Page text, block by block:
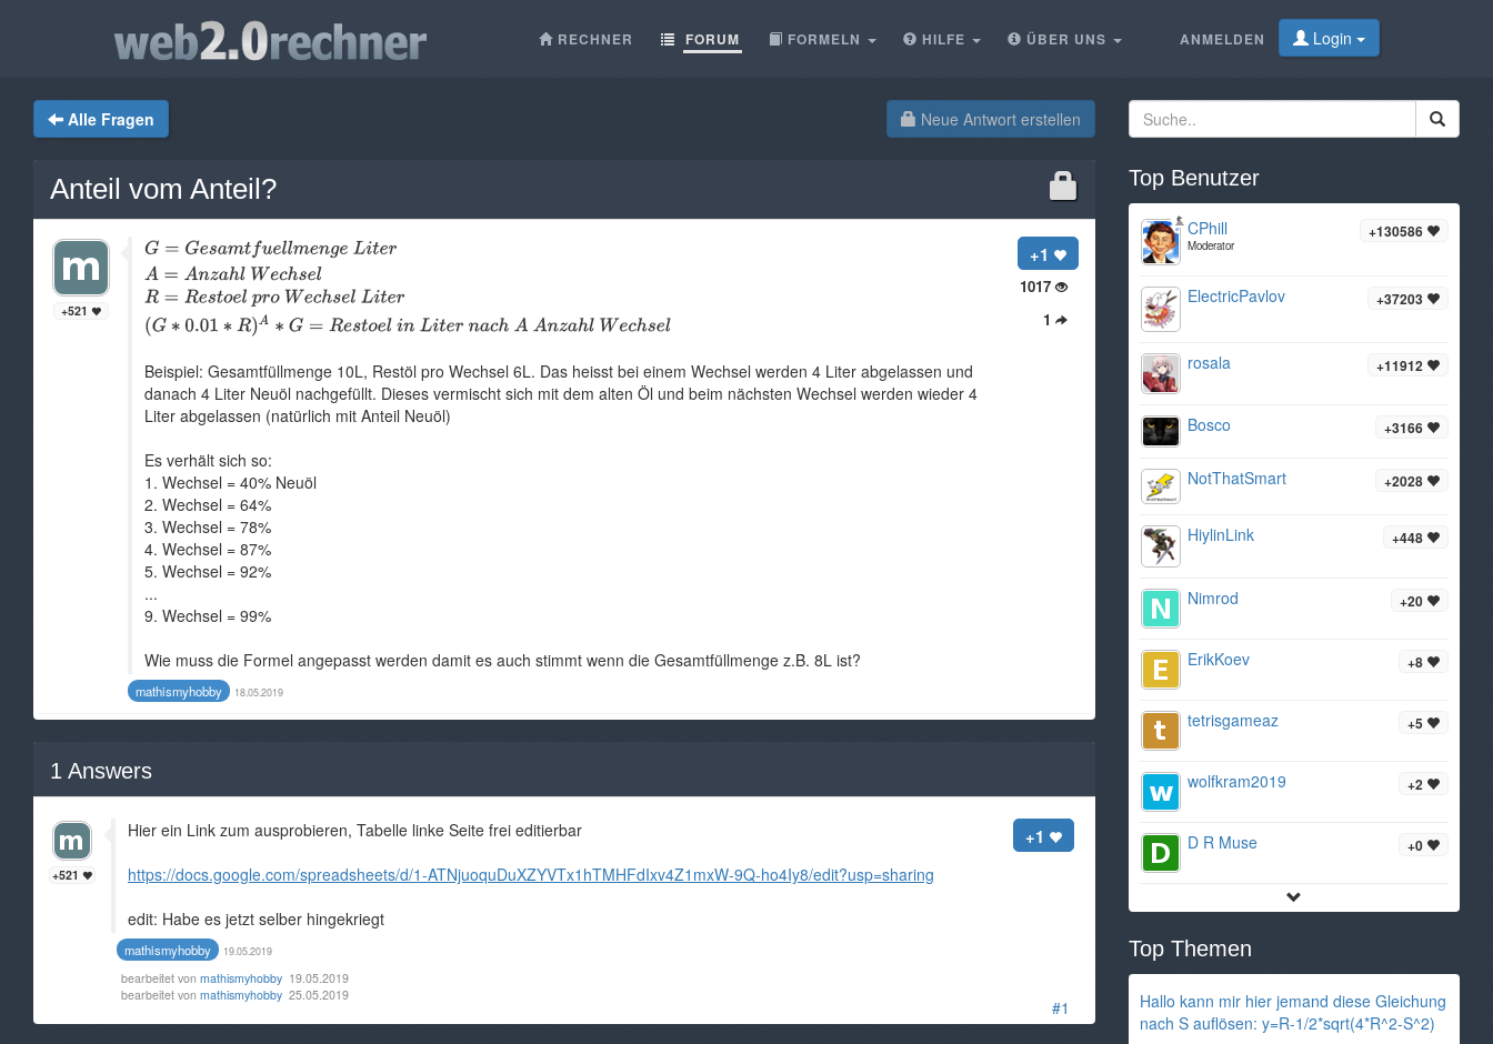
ANMELDEN Login
RECHNER FORUM FORMELN HILFE ÜBER UNS
Neue Antwort erstellen
Alle Fragen
Anteil vom Anteil?
+1
1017
1
+521
Beispiel: Gesamtfüllmenge 10L, Restöl pro Wechsel 6L. Das heisst bei einem Wechsel werden 4 Liter abgelassen und
danach 4 Liter Neuöl nachgefüllt. Dieses vermischt sich mit dem alten Öl und beim nächsten Wechsel werden wieder 4
Liter abgelassen (natürlich mit Anteil Neuöl)
Es verhält sich so:
1. Wechsel = 40% Neuöl
2. Wechsel = 64%
3. Wechsel = 78%
4. Wechsel = 87%
5. Wechsel = 92%
...
9. Wechsel = 99%
Wie muss die Formel angepasst werden damit es auch stimmt wenn die Gesamtfüllmenge z.B. 8L ist?
mathismyhobby 18.05.2019
1 Answers
#1
+521
+1
Hier ein Link zum ausprobieren, Tabelle linke Seite frei editierbar
https://docs.google.com/spreadsheets/d/1-ATNjuoquDuXZYVTx1hTMHFdIxv4Z1mxW-9Q-ho4Iy8/edit?usp=sharing
edit: Habe es jetzt selber hingekriegt
mathismyhobby 19.05.2019
bearbeitet von mathismyhobby 19.05.2019
bearbeitet von mathismyhobby 25.05.2019
Top Benutzer
+130586
CPhill
Moderator
+37203
ElectricPavlov
+11912
rosala
+3166
Bosco
+2028
NotThatSmart
+448
HiylinLink
+20
Nimrod
+8
ErikKoev
+5
tetrisgameaz
+2
wolfkram2019
+0
D R Muse
Top Themen
Hallo kann mir hier jemand diese Gleichung
nach S auflösen: y=R-1/2*sqrt(4*R^2-S^2)